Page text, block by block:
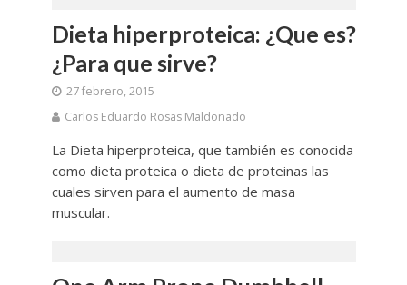
Dieta hiperproteica: ¿Que es?
¿Para que sirve?
27 febrero, 2015
Carlos Eduardo Rosas Maldonado
La Dieta hiperproteica, que también es conocida
como dieta proteica o dieta de proteinas las
cuales sirven para el aumento de masa
muscular.